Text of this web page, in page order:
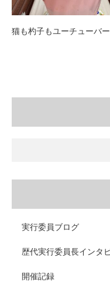
猫も杓子もユーチューバー
実行委員ブログ
歴代実行委員長インタ
開催記録